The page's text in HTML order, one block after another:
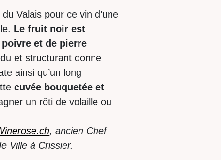
Valais pour ce vin d’une
Le fruit noir est
et de pierre
et structurant donne
ainsi qu’un long
cuvée bouquetée et
un rôti de volaille ou
, ancien Chef
Ville à Crissier.